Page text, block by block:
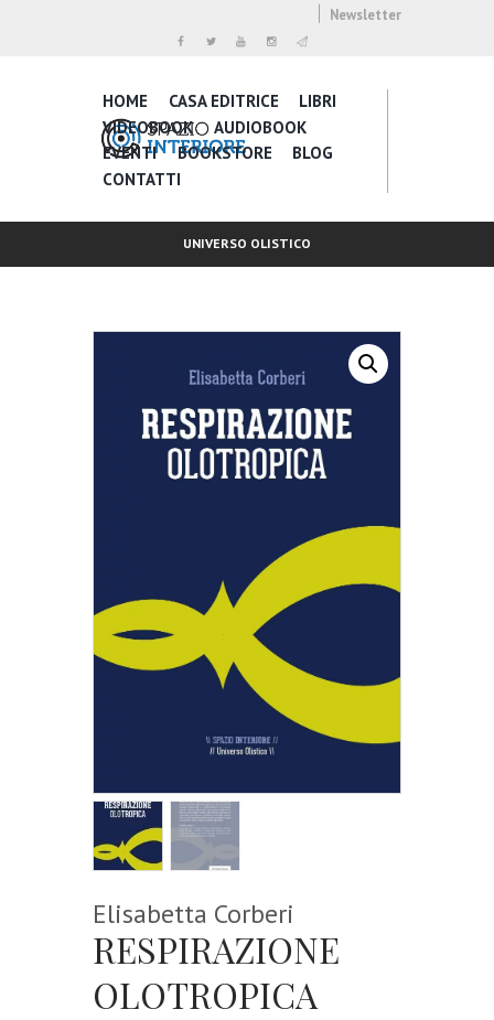
Newsletter
HOME CASA EDITRICE
LIBRI
VIDEOBOOK
AUDIOBOOK
EVENTI
BOOKSTORE
BLOG
CONTATTI
UNIVERSO OLISTICO
Elisabetta Corberi
RESPIRAZIONE
OLOTROPICA